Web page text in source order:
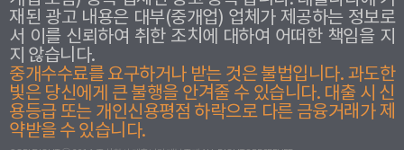
재된 광고 내용은 대부(중개업) 업체가 제공하는 정보로
서 이를 신뢰하여 취한 조치에 대하여 어떠한 책임을 지
지 않습니다.
중개수수료를 요구하거나 받는 것은 불법입니다. 과도한
빛은 당신에게 큰 불행을 안겨줄 수 있습니다. 대출 시 신
용등급 또는 개인신용평점 하락으로 다른 금융거래가 제
약받을 수 있습니다.